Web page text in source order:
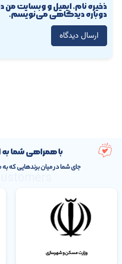
ذخیره نام، ایمیل و وبسایت من
دوباره دیدگاهی می‌نویسم.
با همراهی شما به
جای شما در میان برندهایی که به
وزارت مسکن و شهرسازی